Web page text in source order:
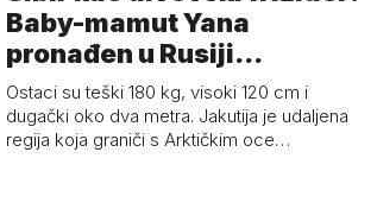
Baby-mamut Yana
pronađen u Rusiji
najsačuvaniji je…
Ostaci su teški 180 kg, visoki 120 cm i
dugački oko dva metra. Jakutija je udaljena
regija koja graniči s Arktičkim oce…